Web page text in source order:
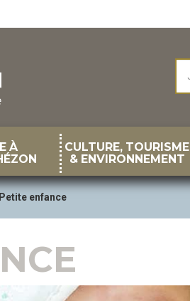
À
CULTURE, TOURISME
& ENVIRONNEMENT
Petite enfance